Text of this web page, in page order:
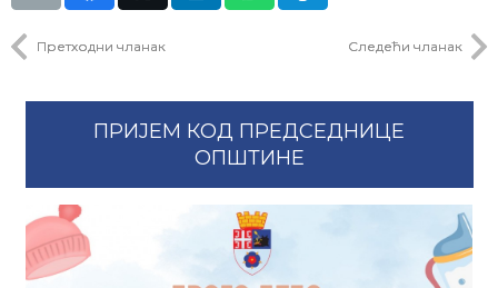
Претходни чланак Следећи чланак
ПРИЈЕМ КОД ПРЕДСЕДНИЦЕ
ОПШТИНЕ